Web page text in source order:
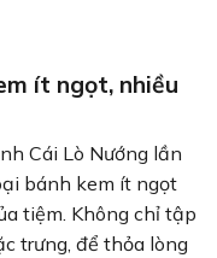
ít ngọt, nhiều
Cái Lò Nướng lần
bánh kem ít ngọt
tiệm. Không chỉ tập
trưng, để thỏa lòng